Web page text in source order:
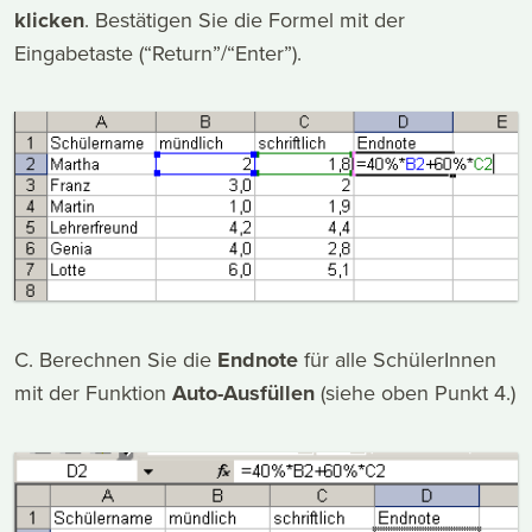
klicken. Bestätigen Sie die Formel mit der
Eingabetaste (“Return”/“Enter”).
C. Berechnen Sie die Endnote für alle SchülerInnen
mit der Funktion Auto-Ausfüllen (siehe oben Punkt 4.)